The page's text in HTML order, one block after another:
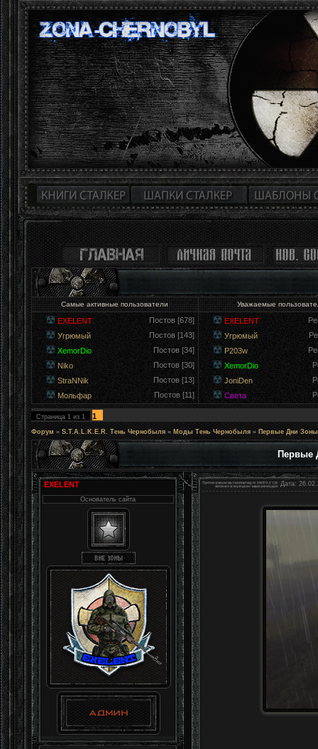
Самые активные пользователи Уважаемые
EXELENT
Постов [678]
Угрюмый
Постов [143]
XemorDio
Постов [34]
Niko
Постов [30]
StraNNik
Постов [13]
Мольфар
Постов [11]
EXELENT
Угрюмый
P203w
XemorDio
JoniDen
Света
Страница 1 из 1 1
Форум » S.T.A.L.K.E.R. Тень Чернобыля » Моды Тень Чернобыля » Первые Дни
Первые
EXELENT
Основатель сайта
Дата: